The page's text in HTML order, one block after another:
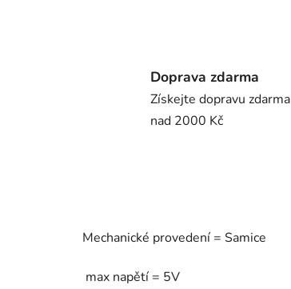
Doprava zdarma
Získejte dopravu zdarma
nad 2000 Kč
Mechanické provedení = Samice
max napětí = 5V